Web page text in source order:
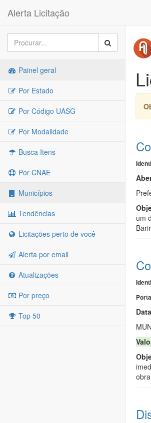
Alerta Licitação
Painel geral
Por Estado
Por Código UASG
Por Modalidade
Busca Itens
Por CNAE
Municípios
Tendências
Licitações perto de você
Alerta por email
Atualizações
Por preço
Top 50
um